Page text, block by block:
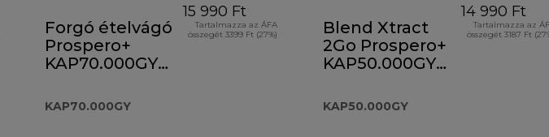
Forgó ételvágó
Prospero+
KAP70.000GY
KAP70.000GY
15 990 Ft
Tartalmazza az ÁFA
összegét 3399 Ft (27%)
Blend Xtract
2Go Prospero+
KAP50.000GY
KAP50.000GY
14 990 Ft
Tartalmazza az
összegét 3187 Ft